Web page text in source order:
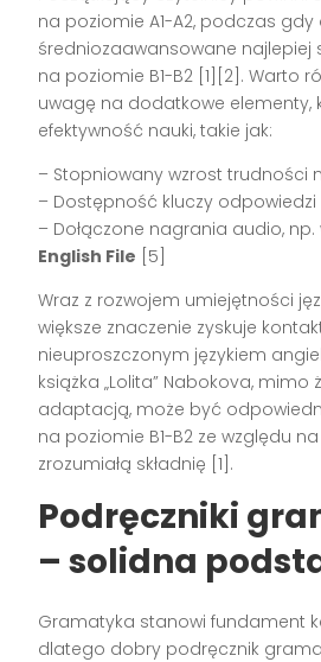
na poziomie A1-A2, podczas
średniozaawansowane najlepiej
na poziomie B1-B2 [1][2]. Warto
uwagę na dodatkowe elementy,
efektywność nauki, takie jak:
– Stopniowany wzrost trudności
– Dostępność kluczy
– Dołączone nagrania audio, np.
English File [5]
Wraz z rozwojem umiejętności
większe znaczenie zyskuje
nieuproszczonym językiem
książka „Lolita” Nabokova, mimo
adaptacją, może być
na poziomie B1-B2 ze względu
zrozumiałą składnię [1].
Podręczniki
– solidna
Gramatyka stanowi fundament
dlatego dobry podręcznik